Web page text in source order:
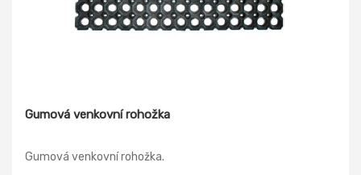
Gumová venkovní rohožka
Gumová venkovní rohožka.